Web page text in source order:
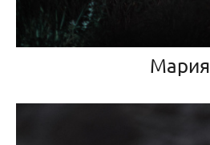
Мария